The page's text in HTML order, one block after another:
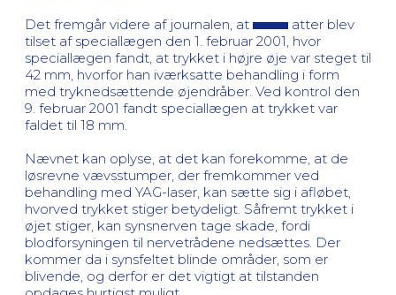
Det fremgår videre af journalen, at
atter blev
tilset af speciallægen den 1. februar 2001, hvor
speciallægen fandt, at trykket i højre øje var steget til
42 mm, hvorfor han iværksatte behandling i form
med tryknedsættende øjendråber. Ved kontrol den
9. februar 2001 fandt speciallægen at trykket var
faldet til 18 mm.
Nævnet kan oplyse, at det kan forekomme, at de
løsrevne vævsstumper, der fremkommer ved
behandling med YAG-laser, kan sætte sig i afløbet,
hvorved trykket stiger betydeligt. Såfremt trykket i
øjet stiger, kan synsnerven tage skade, fordi
blodforsyningen til nervetrådene nedsættes. Der
kommer da i synsfeltet blinde områder, som er
blivende, og derfor er det vigtigt at tilstanden